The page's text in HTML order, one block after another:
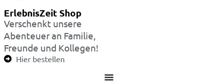
ErlebnisZeit Shop
Verschenkt unsere
Abenteuer an Familie,
Freunde und Kollegen!
Hier bestellen